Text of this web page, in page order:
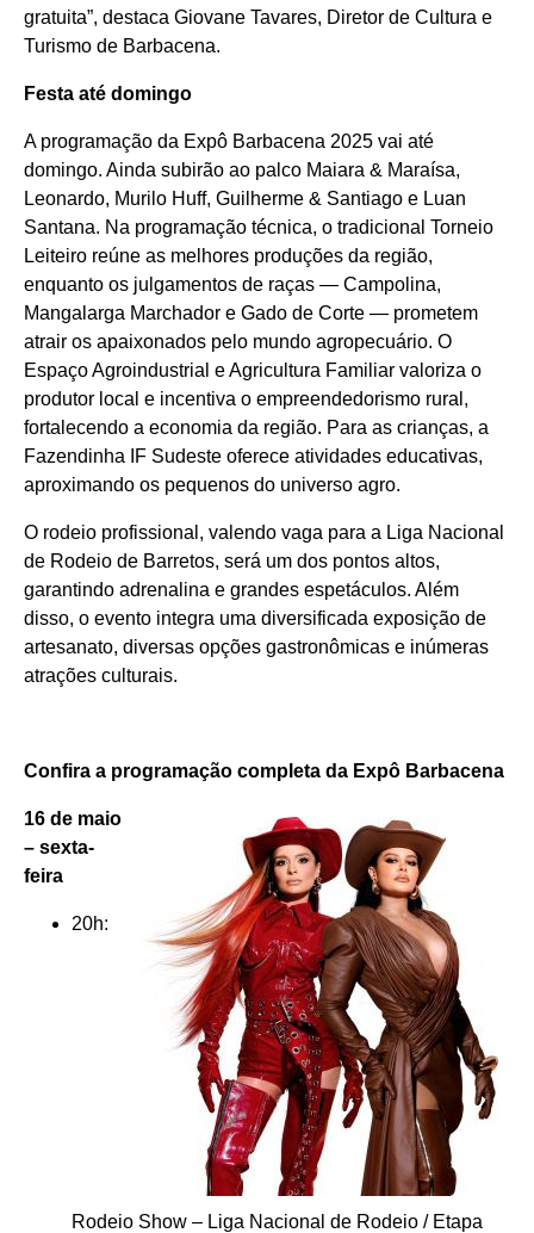
gratuita”, destaca Giovane Tavares, Diretor de Cultura e
Turismo de Barbacena.
Festa até domingo
A programação da Expô Barbacena 2025 vai até
domingo. Ainda subirão ao palco Maiara & Maraísa,
Leonardo, Murilo Huff, Guilherme & Santiago e Luan
Santana. Na programação técnica, o tradicional Torneio
Leiteiro reúne as melhores produções da região,
enquanto os julgamentos de raças — Campolina,
Mangalarga Marchador e Gado de Corte — prometem
atrair os apaixonados pelo mundo agropecuário. O
Espaço Agroindustrial e Agricultura Familiar valoriza o
produtor local e incentiva o empreendedorismo rural,
fortalecendo a economia da região. Para as crianças, a
Fazendinha IF Sudeste oferece atividades educativas,
aproximando os pequenos do universo agro.
O rodeio profissional, valendo vaga para a Liga Nacional
de Rodeio de Barretos, será um dos pontos altos,
garantindo adrenalina e grandes espetáculos. Além
disso, o evento integra uma diversificada exposição de
artesanato, diversas opções gastronômicas e inúmeras
atrações culturais.
Confira a programação completa da Expô Barbacena
16 de maio
– sexta-
feira
20h:
Rodeio Show – Liga Nacional de Rodeio / Etapa